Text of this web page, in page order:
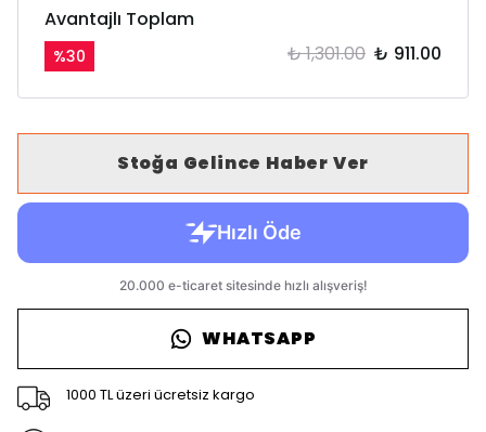
Avantajlı Toplam
%30 ₺ 1,301.00 ₺ 911.00
Stoğa Gelince Haber Ver
WHATSAPP
1000 TL üzeri ücretsiz kargo